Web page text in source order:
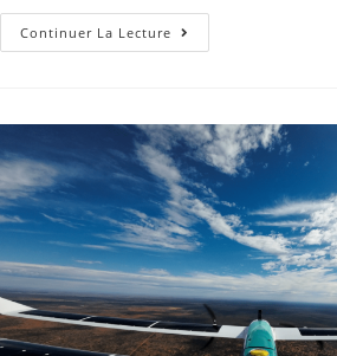
Continuer La Lecture